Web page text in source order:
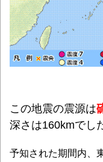
この地震の震源は
深さは160kmでし
予知された期間内、